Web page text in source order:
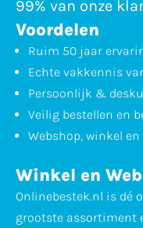
99% van onze
Voordelen
Ruim 50 jaar
Echte vakkennis
Persoonlijk &
Veilig bestellen en
Webshop, winkel
Winkel en
Onlinebestek.nl is dé
grootste assortiment